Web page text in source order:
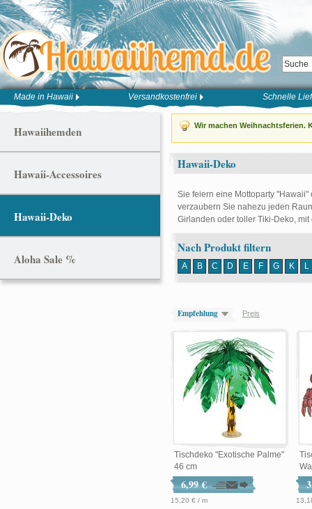
Made in Hawaii Versandkostenfrei Schnelle
Wir machen Weihnachtsferien.
Hawaii-Deko
Sie feiern eine Mottoparty
verzaubern Sie nahezu jeden
Girlanden oder toller Tiki-Deko,
Nach Produkt filtern
A B C D E F G K L
Empfehlung Preis
Tischdeko "Exotische Palme"
46 cm
6,99 €
15,20 € / m
Hawaiihemden
Hawaii-Accessoires
Hawaii-Deko
Aloha Sale %